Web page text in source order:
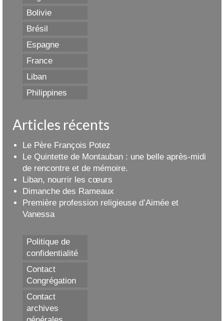
Bolivie
Brésil
Espagne
France
Liban
Philippines
Articles récents
Le Père François Potez
Le Quintette de Montauban : une belle après-midi
de rencontre et de mémoire.
Liban, nourrir les cœurs
Dimanche des Rameaux
Première profession religieuse d’Aimée et
Vanessa
Politique de
confidentialité
Contact
Congrégation
Contact
archives